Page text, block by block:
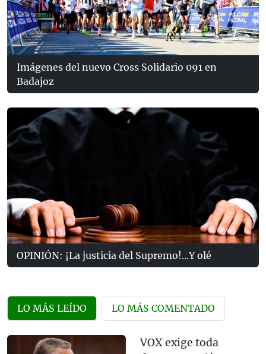
Imágenes del nuevo Cross Solidario 091 en
Badajoz
OPINIÓN: ¡La justicia del Supremo!...Y olé
LO MÁS LEÍDO LO MÁS COMENTADO
VOX exige toda